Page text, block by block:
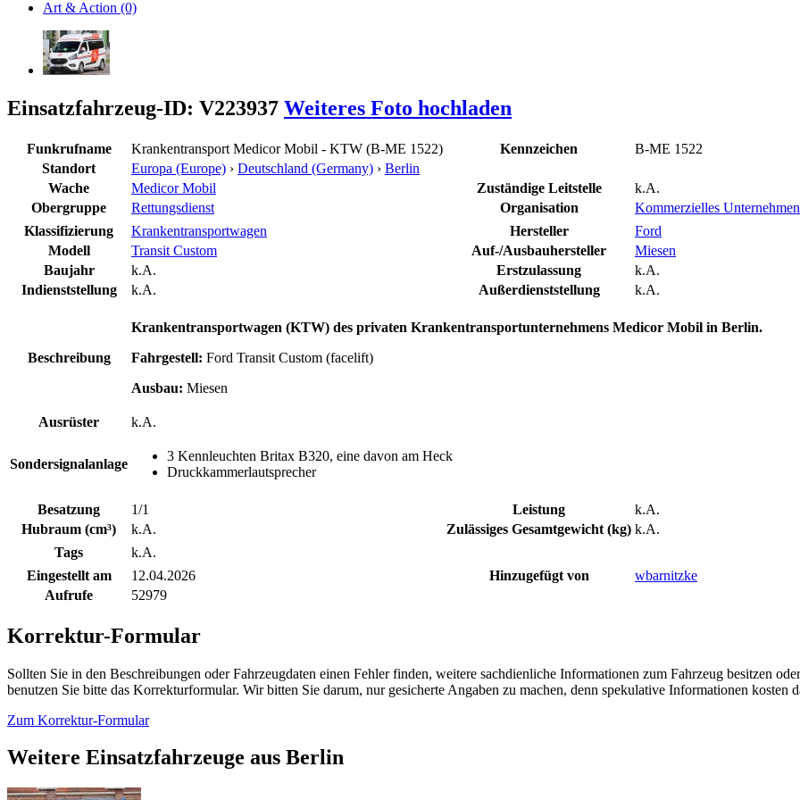
Art & Action (0)
Einsatzfahrzeug-ID: V223937 Weiteres Foto hochladen
Funkrufname Krankentransport Medicor Mobil - KTW (B-ME 1522) Kennzeichen
B-ME 1522
Standort
Europa (Europe) › Deutschland (Germany) › Berlin
Wache
Medicor Mobil Zuständige Leitstelle
k.A.
Obergruppe
Rettungsdienst Organisation
Kommerzielles
Klassifizierung
Krankentransportwagen Hersteller
Ford
Modell
Transit Custom Auf-/Ausbauhersteller
Miesen
Baujahr
k.A. Erstzulassung
k.A.
Indienststellung
k.A. Außerdienststellung k.A.
Beschreibung
Krankentransportwagen (KTW) des privaten Krankentransportunternehmens Medicor Mobil in Berlin.
Fahrgestell: Ford Transit Custom (facelift)
Ausbau: Miesen
Ausrüster k.A.
Sondersignalanlage
3 Kennleuchten Britax B320, eine davon am Heck
Druckkammerlautsprecher
Besatzung 1/1 Leistung
k.A.
Hubraum (cm³)
k.A. Zulässiges Gesamtgewicht (kg) k.A.
Tags
k.A.
Eingestellt am
12.04.2026 Hinzugefügt von
wbarnitzke
Aufrufe
52979
Korrektur-Formular
Sollten Sie in den Beschreibungen oder Fahrzeugdaten einen Fehler finden, weitere sachdienliche Informationen zum Fahrzeug besitzen
benutzen Sie bitte das Korrekturformular. Wir bitten Sie darum, nur gesicherte Angaben zu machen, denn spekulative Informationen kosten
Zum Korrektur-Formular
Weitere Einsatzfahrzeuge aus Berlin